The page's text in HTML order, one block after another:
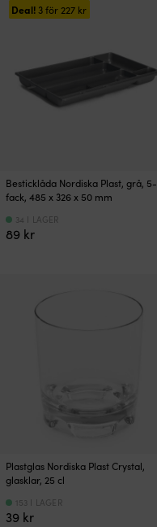
Deal!3 för 227 kr
Besticklåda Nordiska Plast, grå, 5-
fack, 485 x 326 x 50 mm
89 kr
34 I LAGER
Plastglas Nordiska Plast Crystal,
glasklar, 25 cl
39 kr
153 I LAGER